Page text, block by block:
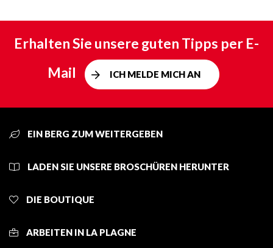
Erhalten Sie unsere guten Tipps per E-
Mail
ICH MELDE MICH AN
EIN BERG ZUM WEITERGEBEN
LADEN SIE UNSERE BROSCHÜREN HERUNTER
DIE BOUTIQUE
ARBEITEN IN LA PLAGNE